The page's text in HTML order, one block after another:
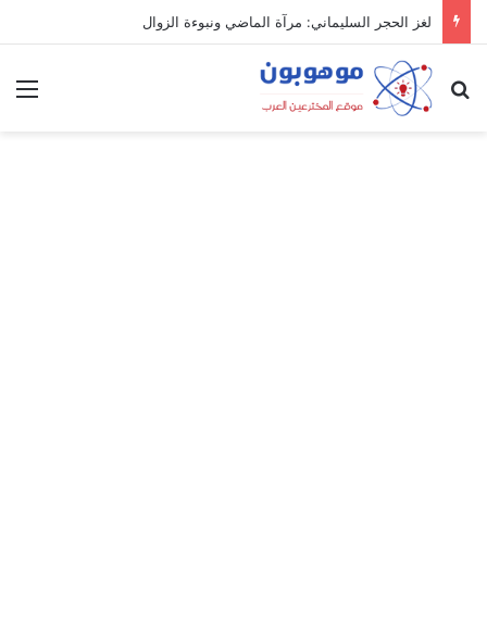
لغز الحجر السليماني: مرآة الماضي ونبوءة الزوال
بحث عن